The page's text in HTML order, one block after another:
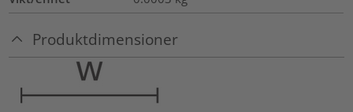
Produktdimensioner